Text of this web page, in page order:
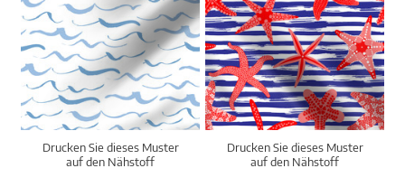
Drucken Sie dieses Muster
auf den Nähstoff
Drucken Sie dieses Muster
auf den Nähstoff